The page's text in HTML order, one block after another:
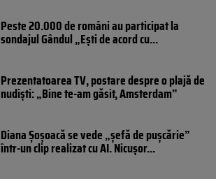
Peste 20.000 de români au participat la
sondajul Gândul „Ești de acord cu...
Prezentatoarea TV, postare despre o plajă de
nudiști: „Bine te-am găsit, Amsterdam”
Diana Șoșoacă se vede „șefă de pușcărie”
într-un clip realizat cu AI. Nicușor...